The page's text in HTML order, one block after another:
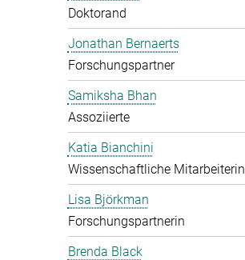
Doktorand
Jonathan Bernaerts
Forschungspartner
Samiksha Bhan
Assoziierte
Katia Bianchini
Wissenschaftliche Mitarbeiterin
Lisa Björkman
Forschungspartnerin
Brenda Black